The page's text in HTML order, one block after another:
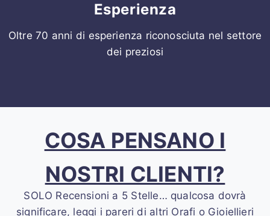
Esperienza
Oltre 70 anni di esperienza riconosciuta nel settore
dei preziosi
COSA PENSANO I
NOSTRI CLIENTI?
SOLO Recensioni a 5 Stelle… qualcosa dovrà
significare, leggi i pareri di altri Orafi o Gioiellieri